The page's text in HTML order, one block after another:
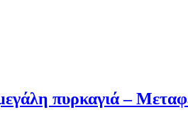
πυρκαγιά –